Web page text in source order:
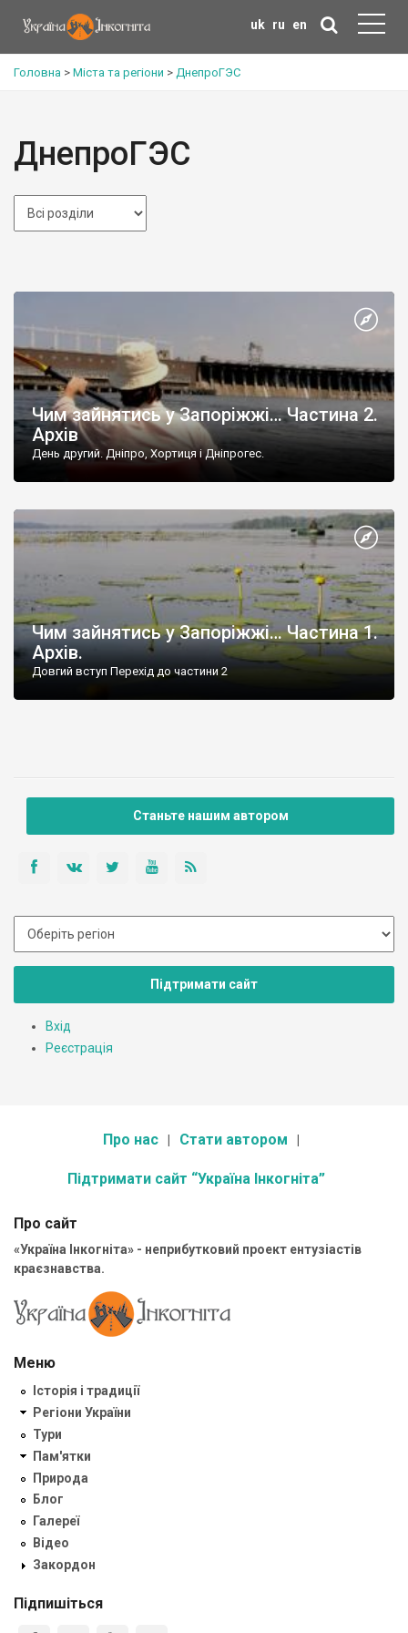
uk ru en
Головна > Міста та регіони > ДнепроГЭС
ДнепроГЭС
Чим зайнятись у Запоріжжі… Частина 2.
Архів
День другий. Дніпро, Хортиця і Дніпрогес.
Чим зайнятись у Запоріжжі… Частина 1.
Архів.
Довгий вступ Перехід до частини 2
Станьте нашим автором
Підтримати сайт
Вхід
Реєстрація
Про нас Стати автором
Підтримати сайт “Україна Інкогніта”
Про сайт
«Україна Інкогніта» - неприбутковий проект ентузіастів
краєзнавства.
Меню
Історія і традиції
Регіони України
Тури
Пам'ятки
Природа
Блог
Галереї
Відео
Закордон
Підпишіться